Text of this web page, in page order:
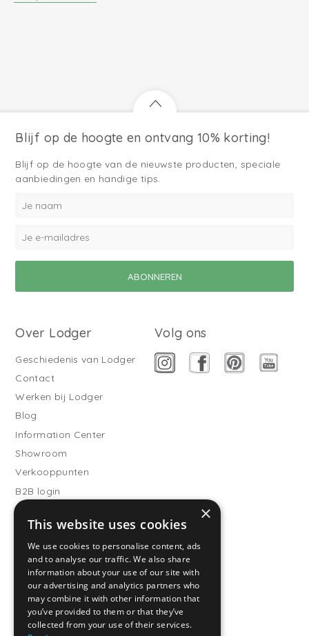
Blijf op de hoogte en ontvang 10% korting!
Blijf op de hoogte van de nieuwste producten, speciale
aanbiedingen en handige tips.
Over Lodger
Geschiedenis van Lodger
Contact
Werken bij Lodger
Blog
Information Center
Showroom
Verkooppunten
B2B login
Buitenslaapzakken
Word verkooppartner
Klantenservice
Veelgestelde vragen
Verzending
Retourneren
Betaalmethodes
Volg ons
×
This website uses cookies
We use cookies to personalise content, ads
and to analyse our traffic. We also share
information about your use of our site with
our advertising and analytics partners who
may combine it with other information that
you’ve provided to them or that they’ve
collected from your use of their services.